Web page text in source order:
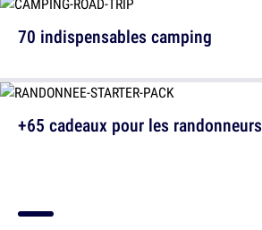
+65 cadeaux pour les randonneurs
70 indispensables camping